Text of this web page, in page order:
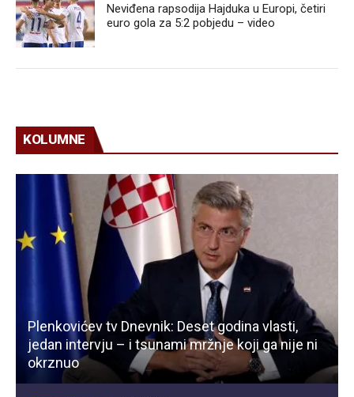
Neviđena rapsodija Hajduka u Europi, četiri
euro gola za 5:2 pobjedu – video
KOLUMNE
Plenkovićev tv Dnevnik: Deset godina vlasti,
jedan intervju – i tsunami mržnje koji ga nije ni
okrznuo